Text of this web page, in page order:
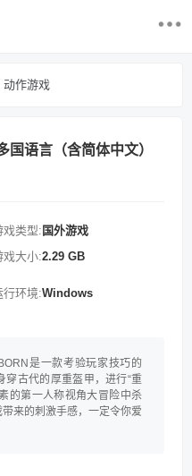
动作游戏
语言（含简体中文）
戏类型: 国外游戏
戏大小:2.29 GB
行环境:Windows
是一款考验玩家技巧的
穿古代的厚重盔甲，进行“重
的第一人称视角大冒险中杀
来的刺激手感，一定令你爱